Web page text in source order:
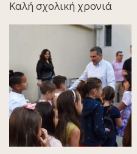
Καλή σχολική χρονιά